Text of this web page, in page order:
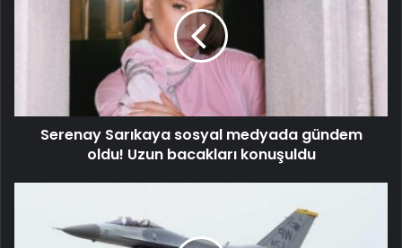
Serenay Sarıkaya sosyal medyada gündem
oldu! Uzun bacakları konuşuldu